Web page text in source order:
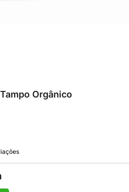
Orgânico